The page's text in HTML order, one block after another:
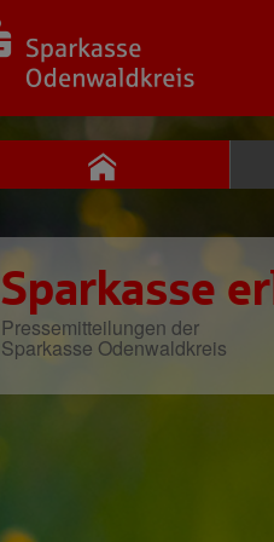
Sparkasse
Pressemitteilungen der
Sparkasse Odenwaldkreis